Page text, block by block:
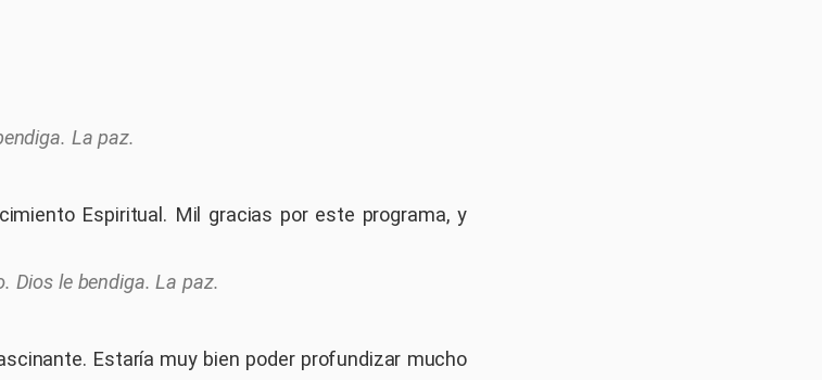
La paz.
Espiritual. Mil gracias por este programa, y
Dios le bendiga. La paz.
Estaría muy bien poder profundizar mucho